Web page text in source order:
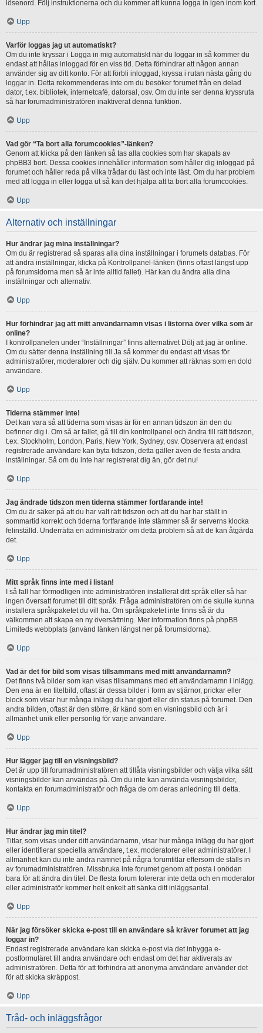
lösenord. Följ instruktionerna och du kommer att kunna logga in igen inom kort.
Upp
Varför loggas jag ut automatiskt?
Om du inte kryssar i Logga in mig automatiskt när du loggar in så kommer du
endast att hållas inloggad för en viss tid. Detta förhindrar att någon annan
använder sig av ditt konto. För att förbli inloggad, kryssa i rutan nästa gång du
loggar in. Detta rekommenderas inte om du besöker forumet från en delad
dator, t.ex. bibliotek, internetcafé, datorsal, osv. Om du inte ser denna kryssruta
så har forumadministratören inaktiverat denna funktion.
Upp
Vad gör “Ta bort alla forumcookies”-länken?
Genom att klicka på den länken så tas alla cookies som har skapats av
phpBB3 bort. Dessa cookies innehåller information som håller dig inloggad på
forumet och håller reda på vilka trådar du läst och inte läst. Om du har problem
med att logga in eller logga ut så kan det hjälpa att ta bort alla forumcookies.
Upp
Alternativ och inställningar
Hur ändrar jag mina inställningar?
Om du är registrerad så sparas alla dina inställningar i forumets databas. För
att ändra inställningar, klicka på Kontrollpanel-länken (finns oftast längst upp
på forumsidorna men så är inte alltid fallet). Här kan du ändra alla dina
inställningar och alternativ.
Upp
Hur förhindrar jag att mitt användarnamn visas i listorna över vilka som är
online?
I kontrollpanelen under “Inställningar” finns alternativet Dölj att jag är online.
Om du sätter denna inställning till Ja så kommer du endast att visas för
administratörer, moderatorer och dig själv. Du kommer att räknas som en dold
användare.
Upp
Tiderna stämmer inte!
Det kan vara så att tiderna som visas är för en annan tidszon än den du
befinner dig i. Om så är fallet, gå till din kontrollpanel och ändra till rätt tidszon,
t.ex. Stockholm, London, Paris, New York, Sydney, osv. Observera att endast
registrerade användare kan byta tidszon, detta gäller även de flesta andra
inställningar. Så om du inte har registrerat dig än, gör det nu!
Upp
Jag ändrade tidszon men tiderna stämmer fortfarande inte!
Om du är säker på att du har valt rätt tidszon och att du har har ställt in
sommartid korrekt och tiderna fortfarande inte stämmer så är serverns klocka
felinställd. Underrätta en administratör om detta problem så att de kan åtgärda
det.
Upp
Mitt språk finns inte med i listan!
I så fall har förmodligen inte administratören installerat ditt språk eller så har
ingen översatt forumet till ditt språk. Fråga administratören om de skulle kunna
installera språkpaketet du vill ha. Om språkpaketet inte finns så är du
välkommen att skapa en ny översättning. Mer information finns på phpBB
Limiteds webbplats (använd länken längst ner på forumsidorna).
Upp
Vad är det för bild som visas tillsammans med mitt användarnamn?
Det finns två bilder som kan visas tillsammans med ett användarnamn i inlägg.
Den ena är en titelbild, oftast är dessa bilder i form av stjärnor, prickar eller
block som visar hur många inlägg du har gjort eller din status på forumet. Den
andra bilden, oftast är den större, är känd som en visningsbild och är i
allmänhet unik eller personlig för varje användare.
Upp
Hur lägger jag till en visningsbild?
Det är upp till forumadministratören att tillåta visningsbilder och välja vilka sätt
visningsbilder kan användas på. Om du inte kan använda visningsbilder,
kontakta en forumadministratör och fråga de om deras anledning till detta.
Upp
Hur ändrar jag min titel?
Titlar, som visas under ditt användarnamn, visar hur många inlägg du har gjort
eller identifierar speciella användare, t.ex. moderatorer eller administratörer. I
allmänhet kan du inte ändra namnet på några forumtitlar eftersom de ställs in
av forumadministratören. Missbruka inte forumet genom att posta i onödan
bara för att ändra din titel. De flesta forum tolererar inte detta och en moderator
eller administratör kommer helt enkelt att sänka ditt inläggsantal.
Upp
När jag försöker skicka e-post till en användare så kräver forumet att jag
loggar in?
Endast registrerade användare kan skicka e-post via det inbygga e-
postformuläret till andra användare och endast om det har aktiverats av
administratören. Detta för att förhindra att anonyma användare använder det
för att skicka skräppost.
Upp
Tråd- och inläggsfrågor